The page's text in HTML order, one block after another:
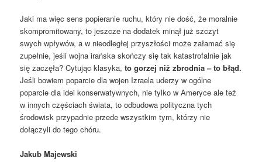
Jaki ma więc sens popieranie ruchu, który nie dość, że moralnie
skompromitowany, to jeszcze na dodatek minął już szczyt
swych wpływów, a w nieodległej przyszłości może załamać się
zupełnie, jeśli wojna irańska skończy się tak katastrofalnie jak
się zaczęła? Cytując klasyka,to gorzej niż zbrodnia – to błąd.
Jeśli bowiem poparcie dla wojen Izraela uderzy w ogólne
poparcie dla idei konserwatywnych, nie tylko w Ameryce ale też
w innych częściach świata, to odbudowa polityczna tych
środowisk przypadnie przede wszystkim tym, którzy nie
dołączyli do tego chóru.
Jakub Majewski